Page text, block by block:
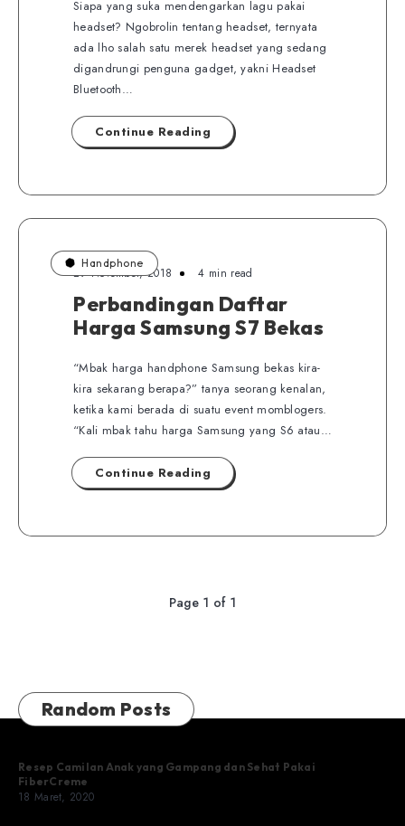
Siapa yang suka mendengarkan lagu pakai
headset? Ngobrolin tentang headset, ternyata
ada lho salah satu merek headset yang sedang
digandrungi penguna gadget, yakni Headset
Bluetooth…
Continue Reading
Handphone
29 November, 2018 4 min read
Perbandingan Daftar
Harga Samsung S7 Bekas
“Mbak harga handphone Samsung bekas kira-
kira sekarang berapa?” tanya seorang kenalan,
ketika kami berada di suatu event momblogers.
“Kali mbak tahu harga Samsung yang S6 atau…
Continue Reading
Page 1 of 1
Random Posts
Resep Camilan Anak yang Gampang dan Sehat Pakai
FiberCreme
18 Maret, 2020